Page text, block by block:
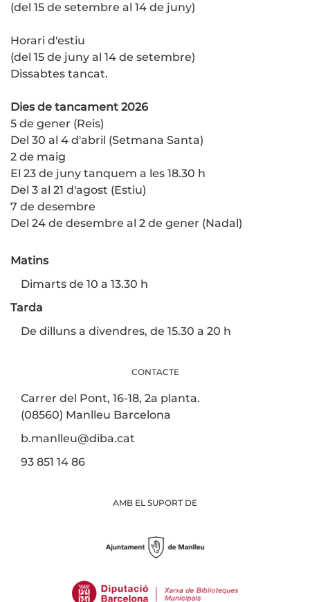
(del 15 de setembre al 14 de juny)
Horari d'estiu
(del 15 de juny al 14 de setembre)
Dissabtes tancat.
Dies de tancament 2026
5 de gener (Reis)
Del 30 al 4 d'abril (Setmana Santa)
2 de maig
El 23 de juny tanquem a les 18.30 h
Del 3 al 21 d'agost (Estiu)
7 de desembre
Del 24 de desembre al 2 de gener (Nadal)
Matins
Dimarts de 10 a 13.30 h
Tarda
De dilluns a divendres, de 15.30 a 20 h
CONTACTE
Carrer del Pont, 16-18, 2a planta.
(08560) Manlleu Barcelona
b.manlleu@diba.cat
93 851 14 86
AMB EL SUPORT DE